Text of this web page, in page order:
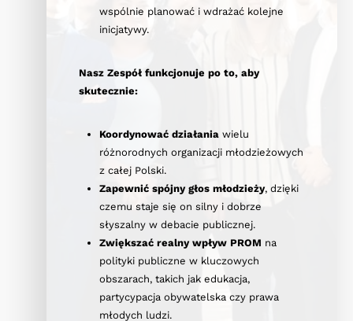
wspólnie planować i wdrażać kolejne
inicjatywy.
Nasz Zespół funkcjonuje po to, aby
skutecznie:
Koordynować działaniawielu
różnorodnych organizacji młodzieżowych
z całej Polski.
Zapewnić spójny głos młodzieży, dzięki
czemu staje się on silny i dobrze
słyszalny w debacie publicznej.
Zwiększać realny wpływ PROM na
polityki publiczne w kluczowych
obszarach, takich jak edukacja,
partycypacja obywatelska czy prawa
młodych ludzi.